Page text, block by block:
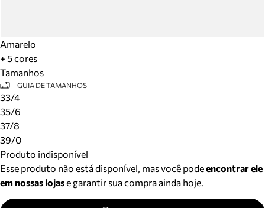
Amarelo
+ 5 cores
Tamanhos
GUIA DE TAMANHOS
33/4
35/6
37/8
39/0
Produto indisponível
Esse produto não está disponível, mas você podeencontrar ele
em nossas lojase garantir sua compra ainda hoje.